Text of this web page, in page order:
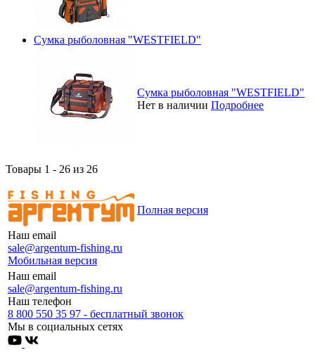
Сумка рыболовная "WESTFIELD"
Сумка рыболовная "WESTFIELD"
Нет в наличии Подробнее
Товары 1 - 26 из 26
Наш email
sale@argentum-fishing.ru
Мобильная версия
Полная версия
Наш email
sale@argentum-fishing.ru
Наш телефон
8 800 550 35 97 - бесплатный звонок
Мы в социальных сетях